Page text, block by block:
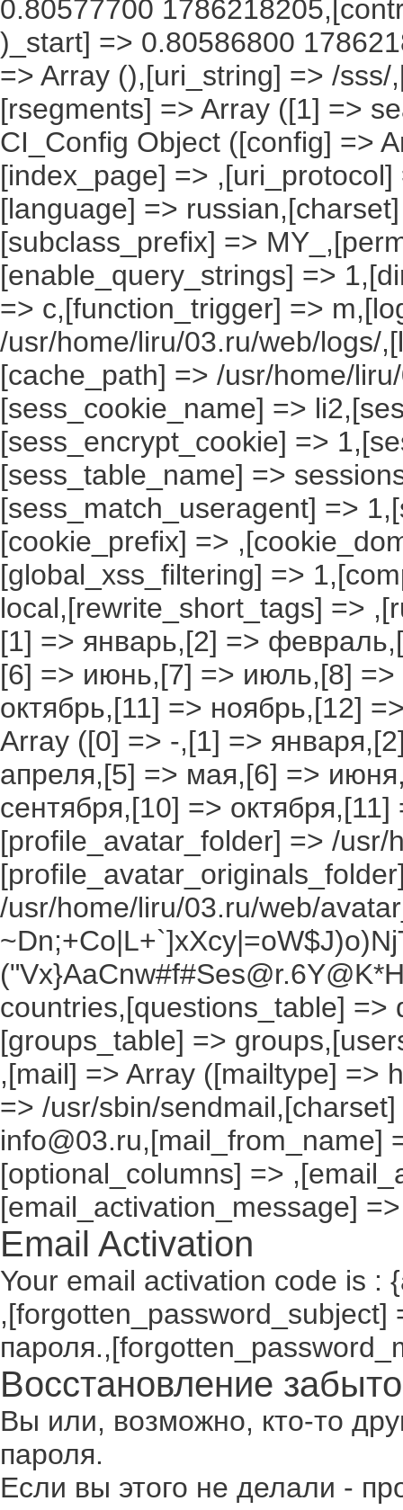
0.80577700
)_start] => 0.80586800
=> Array (),[uri_string] => /
[rsegments] => Array ([1] =>
CI_Config Object ([config] =>
[index_page] =>
[language] =>
[subclass_prefix] =>
[enable_query_strings] =>
=> c,[function_trigger] =>
/usr/home/liru/03.ru/web/logs/
[cache_path] => /usr/home/
[sess_cookie_name] =>
[sess_encrypt_cookie] =>
[sess_table_name] =>
[sess_match_useragent] =>
[cookie_prefix] =>
[global_xss_filtering] =>
local,[rewrite_short_tags] =>
[1] => январь,[2] =>
[6] => июнь,[7] => июль,[8] =>
октябрь,[11] => ноябрь,[12]
Array ([0] => -,[1] =>
апреля,[5] => мая,[6] =>
сентября,[10] =>
[profile_avatar_folder] => /
/usr/home/liru/03.ru/web/
countries,[questions_table]
[groups_table] =>
,[mail] => Array ([mailtype] =>
=> /usr/sbin/
info@03.ru,[mail_from_name]
[optional_columns] =>
[email_activation_message] =>
Email Activation
Your email activation code is :
,[forgotten_password_subject]
Восстановление
Вы или, возможно, кто-то
пароля.
Если вы этого не делали -